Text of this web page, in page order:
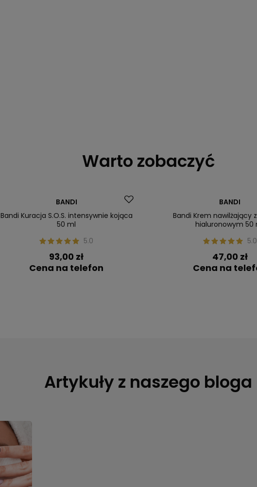
Warto zobaczyć
BANDI
Bandi Kuracja S.O.S. intensywnie kojąca
50 ml
5.0
93,00 zł
Cena na telefon
BANDI
Bandi Krem nawilżający
hialuronowym 50
5.0
47,00 zł
Cena na
Artykuły z naszego bloga